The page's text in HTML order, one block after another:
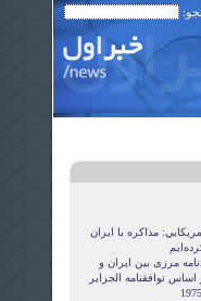
مذاکره با ايران
مرزى بين ايران و
توافقنامه الجزاير